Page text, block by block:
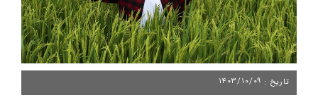
تاریخ : ۱۴۰۳/۱۰/۰۹